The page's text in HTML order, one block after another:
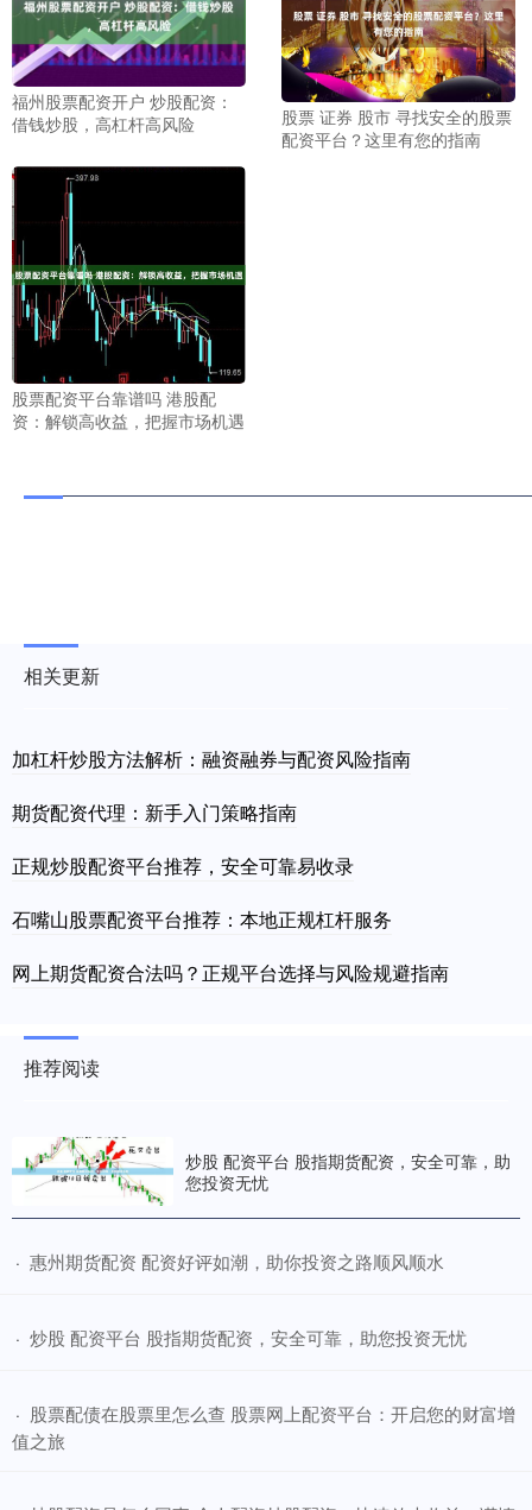
福州股票配资开户 炒股配资：
借钱炒股，高杠杆高风险
股票 证券 股市 寻找安全的股票
配资平台？这里有您的指南
股票配资平台靠谱吗 港股配
资：解锁高收益，把握市场机遇
相关更新
加杠杆炒股方法解析：融资融券与配资风险指南
期货配资代理：新手入门策略指南
正规炒股配资平台推荐，安全可靠易收录
石嘴山股票配资平台推荐：本地正规杠杆服务
网上期货配资合法吗？正规平台选择与风险规避指南
推荐阅读
炒股 配资平台 股指期货配资，安全可靠，助
您投资无忧
· ​惠州期货配资 配资好评如潮，助你投资之路顺风顺水
· ​炒股 配资平台 股指期货配资，安全可靠，助您投资无忧
· ​股票配债在股票里怎么查 股票网上配资平台：开启您的财富增
值之旅